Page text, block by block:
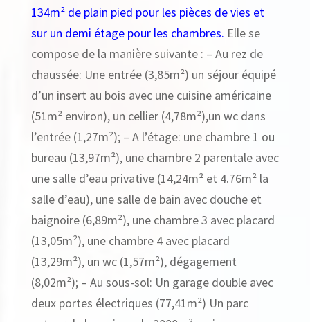
134m² de plain pied pour les pièces de vies et
sur un demi étage pour les chambres. Elle se
compose de la manière suivante : – Au rez de
chaussée: Une entrée (3,85m²) un séjour équipé
d’un insert au bois avec une cuisine américaine
(51m² environ), un cellier (4,78m²),un wc dans
l’entrée (1,27m²); – A l’étage: une chambre 1 ou
bureau (13,97m²), une chambre 2 parentale avec
une salle d’eau privative (14,24m² et 4.76m² la
salle d’eau), une salle de bain avec douche et
baignoire (6,89m²), une chambre 3 avec placard
(13,05m²), une chambre 4 avec placard
(13,29m²), un wc (1,57m²), dégagement
(8,02m²); – Au sous-sol: Un garage double avec
deux portes électriques (77,41m²) Un parc